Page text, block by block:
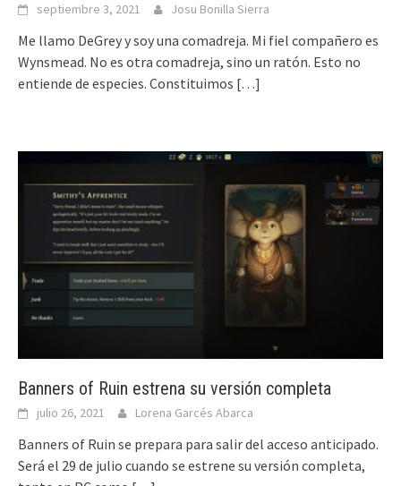
septiembre 3, 2021 Josu Bonilla Sierra
Me llamo DeGrey y soy una comadreja. Mi fiel compañero es
Wynsmead. No es otra comadreja, sino un ratón. Esto no
entiende de especies. Constituimos […]
Banners of Ruin estrena su versión completa
julio 26, 2021 Lorena Garcés Abarca
Banners of Ruin se prepara para salir del acceso anticipado.
Será el 29 de julio cuando se estrene su versión completa,